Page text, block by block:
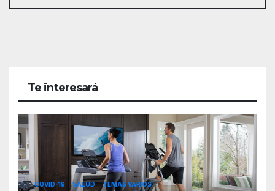
Te interesará
COVID-19 SALUD TEMAS VARIOS